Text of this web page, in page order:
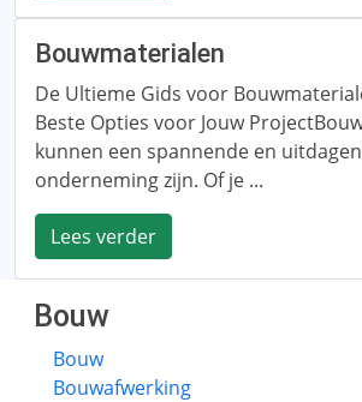
Bouwmaterialen
De Ultieme Gids voor
Beste Opties voor Jouw
kunnen een spannende en
onderneming zijn. Of je ...
Lees verder
Bouw
Bouw
Bouwafwerking